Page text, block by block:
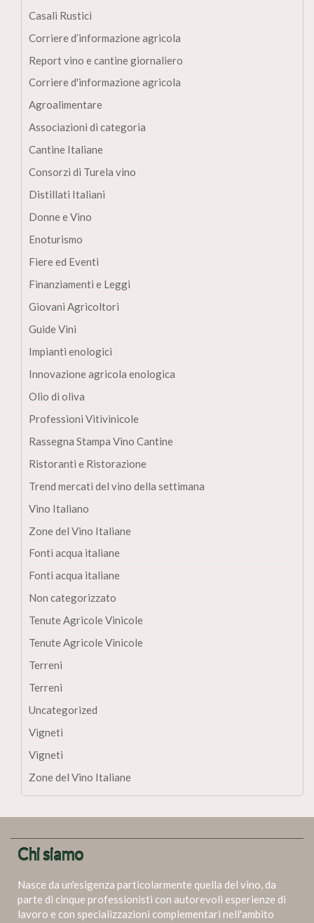
Casali Rustici
Corriere d’informazione agricola
Report vino e cantine giornaliero
Corriere d'informazione agricola
Agroalimentare
Associazioni di categoria
Cantine Italiane
Consorzi di Turela vino
Distillati Italiani
Donne e Vino
Enoturismo
Fiere ed Eventi
Finanziamenti e Leggi
Giovani Agricoltori
Guide Vini
Impianti enologici
Innovazione agricola enologica
Olio di oliva
Professioni Vitivinicole
Rassegna Stampa Vino Cantine
Ristoranti e Ristorazione
Trend mercati del vino della settimana
Vino Italiano
Zone del Vino Italiane
Fonti acqua italiane
Fonti acqua italiane
Non categorizzato
Tenute Agricole Vinicole
Tenute Agricole Vinicole
Terreni
Terreni
Uncategorized
Vigneti
Vigneti
Zone del Vino Italiane
Chi siamo
Nasce da un'esigenza particolarmente quella del vino, da
parte di cinque professionisti con autorevoli esperienze di
lavoro e con specializzazioni complementari nell'ambito